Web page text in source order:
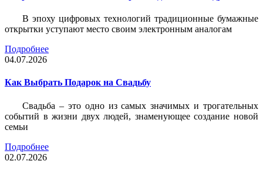
В эпоху цифровых технологий традиционные бумажные
открытки уступают место своим электронным аналогам
Подробнее
04.07.2026
Как Выбрать Подарок на Свадьбу
Свадьба – это одно из самых значимых и трогательных
событий в жизни двух людей, знаменующее создание новой
семьи
Подробнее
02.07.2026